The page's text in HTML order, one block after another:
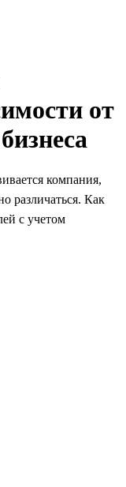
от
компания,
различаться. Как
с учетом